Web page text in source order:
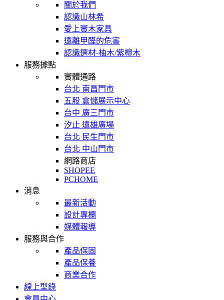
關於我們
認識山林希
愛上實木家具
遠離甲醛的危害
認識選材-柚木/紫檀木
服務據點
實體通路
台北 南昌門市
五股 倉儲展示中心
台中 廣三門市
汐止 遠雄廣場
台北 民生門市
台北 中山門市
網路商店
SHOPEE
PCHOME
消息
最新活動
設計專欄
媒體報導
服務與合作
產品保固
產品保養
商業合作
線上型錄